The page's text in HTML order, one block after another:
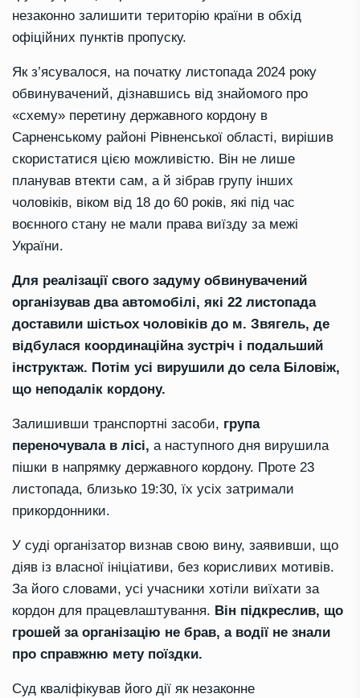
незаконно залишити територію країни в обхід
офіційних пунктів пропуску.
Як з’ясувалося, на початку листопада 2024 року
обвинувачений, дізнавшись від знайомого про
«схему» перетину державного кордону в
Сарненському районі Рівненської області, вирішив
скористатися цією можливістю. Він не лише
планував втекти сам, а й зібрав групу інших
чоловіків, віком від 18 до 60 років, які під час
воєнного стану не мали права виїзду за межі
України.
Для реалізації свого задуму обвинувачений
організував два автомобілі, які 22 листопада
доставили шістьох чоловіків до м. Звягель, де
відбулася координаційна зустріч і подальший
інструктаж. Потім усі вирушили до села Біловіж,
що неподалік кордону.
Залишивши транспортні засоби, група
переночувала в лісі, а наступного дня вирушила
пішки в напрямку державного кордону. Проте 23
листопада, близько 19:30, їх усіх затримали
прикордонники.
У суді організатор визнав свою вину, заявивши, що
діяв із власної ініціативи, без корисливих мотивів.
За його словами, усі учасники хотіли виїхати за
кордон для працевлаштування. Він підкреслив, що
грошей за організацію не брав, а водії не знали
про справжню мету поїздки.
Суд кваліфікував його дії як незаконне